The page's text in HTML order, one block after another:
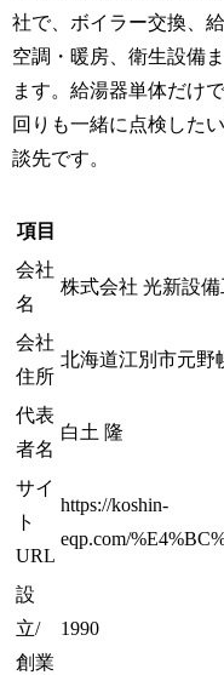
社で、ボイラー交換、
空調・暖房、衛生設備
ます。給湯器単体だけ
回りも一緒に点検した
談先です。
項目
会社
名
株式会社 光新設備
会社
住所
北海道江別市元野
代表
者名
白土 隆
サイ
ト
URL
https://koshin-
eqp.com/
設
立/
創業
1990